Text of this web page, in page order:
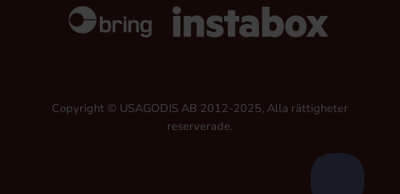
Copyright © USAGODIS AB 2012-2025, Alla rättigheter
reserverade.